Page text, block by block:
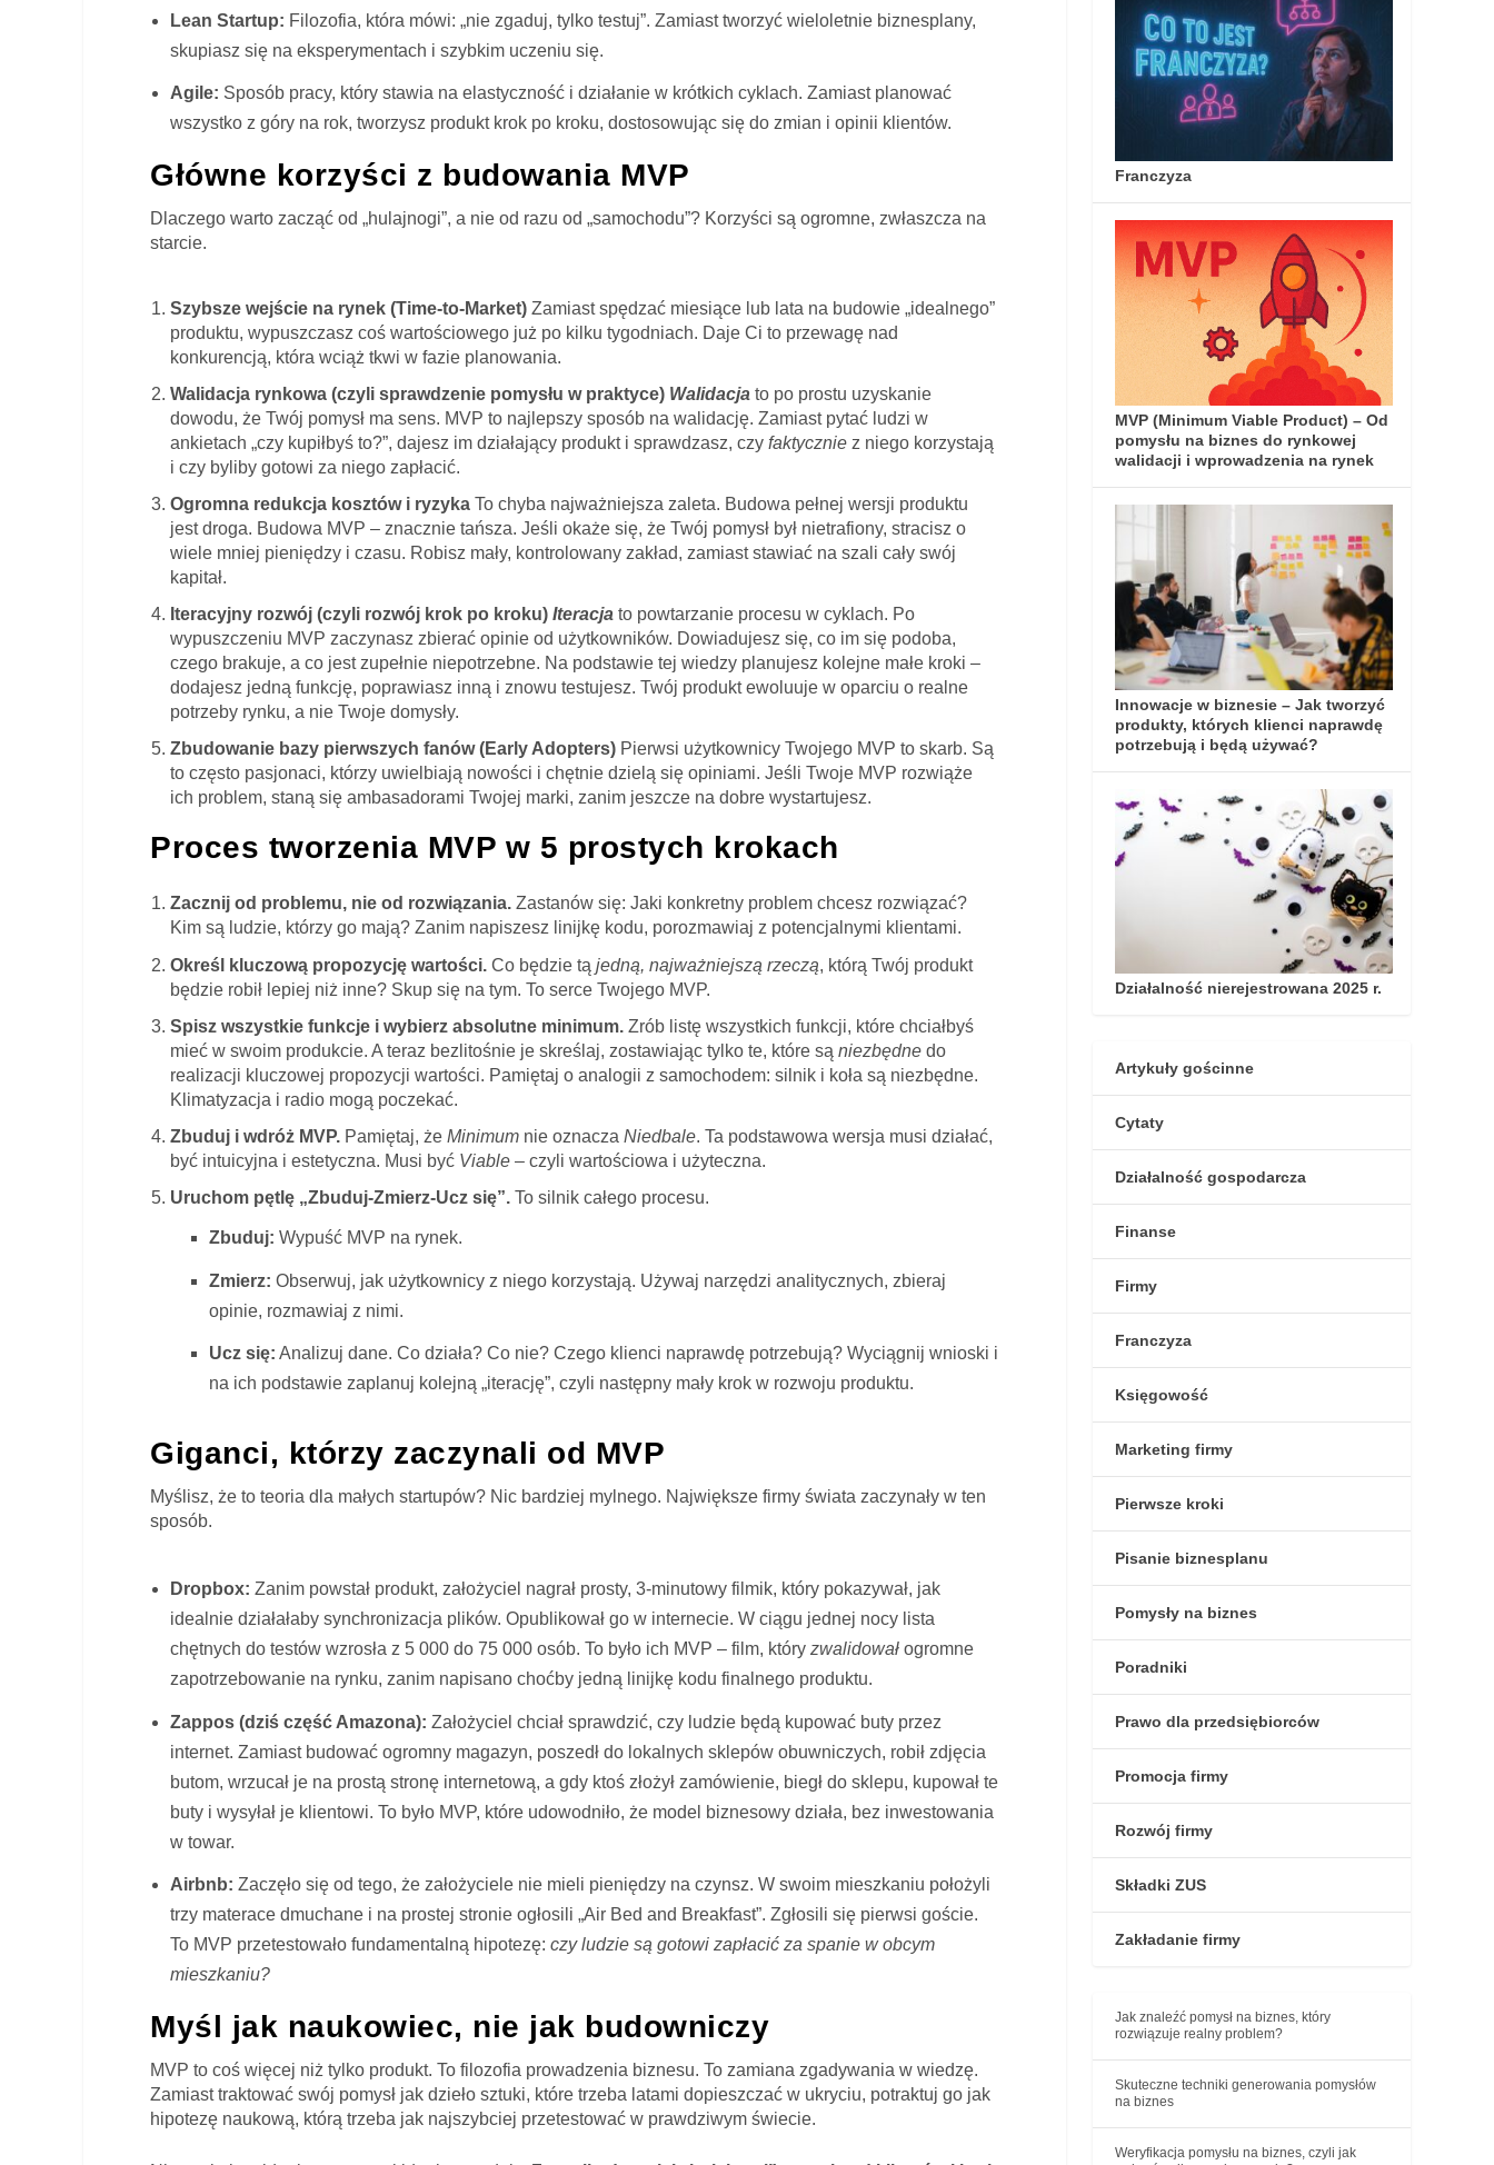
Lean Startup: Filozofia, która mówi: „nie zgaduj, tylko testuj”. Zamiast tworzyć wieloletnie biznesplany,
skupiasz się na eksperymentach i szybkim uczeniu się.
Agile: Sposób pracy, który stawia na elastyczność i działanie w krótkich cyklach. Zamiast planować
wszystko z góry na rok, tworzysz produkt krok po kroku, dostosowując się do zmian i opinii klientów.
Główne korzyści z budowania MVP
Dlaczego warto zacząć od „hulajnogi”, a nie od razu od „samochodu”? Korzyści są ogromne, zwłaszcza na
starcie.
Szybsze wejście na rynek (Time-to-Market) Zamiast spędzać miesiące lub lata na budowie „idealnego”
produktu, wypuszczasz coś wartościowego już po kilku tygodniach. Daje Ci to przewagę nad
konkurencją, która wciąż tkwi w fazie planowania.
Walidacja rynkowa (czyli sprawdzenie pomysłu w praktyce) Walidacja to po prostu uzyskanie
dowodu, że Twój pomysł ma sens. MVP to najlepszy sposób na walidację. Zamiast pytać ludzi w
ankietach „czy kupiłbyś to?”, dajesz im działający produkt i sprawdzasz, czyfaktycznie z niego korzystają
i czy byliby gotowi za niego zapłacić.
Ogromna redukcja kosztów i ryzyka To chyba najważniejsza zaleta. Budowa pełnej wersji produktu
jest droga. Budowa MVP – znacznie tańsza. Jeśli okaże się, że Twój pomysł był nietrafiony, stracisz o
wiele mniej pieniędzy i czasu. Robisz mały, kontrolowany zakład, zamiast stawiać na szali cały swój
kapitał.
Iteracyjny rozwój (czyli rozwój krok po kroku) Iteracja to powtarzanie procesu w cyklach. Po
wypuszczeniu MVP zaczynasz zbierać opinie od użytkowników. Dowiadujesz się, co im się podoba,
czego brakuje, a co jest zupełnie niepotrzebne. Na podstawie tej wiedzy planujesz kolejne małe kroki –
dodajesz jedną funkcję, poprawiasz inną i znowu testujesz. Twój produkt ewoluuje w oparciu o realne
potrzeby rynku, a nie Twoje domysły.
Zbudowanie bazy pierwszych fanów (Early Adopters) Pierwsi użytkownicy Twojego MVP to skarb. Są
to często pasjonaci, którzy uwielbiają nowości i chętnie dzielą się opiniami. Jeśli Twoje MVP rozwiąże
ich problem, staną się ambasadorami Twojej marki, zanim jeszcze na dobre wystartujesz.
Proces tworzenia MVP w 5 prostych krokach
Zacznij od problemu, nie od rozwiązania. Zastanów się: Jaki konkretny problem chcesz rozwiązać?
Kim są ludzie, którzy go mają? Zanim napiszesz linijkę kodu, porozmawiaj z potencjalnymi klientami.
Określ kluczową propozycję wartości. Co będzie tąjedną, najważniejszą rzeczą, którą Twój produkt
będzie robił lepiej niż inne? Skup się na tym. To serce Twojego MVP.
Spisz wszystkie funkcje i wybierz absolutne minimum. Zrób listę wszystkich funkcji, które chciałbyś
mieć w swoim produkcie. A teraz bezlitośnie je skreślaj, zostawiając tylko te, które sąniezbędne do
realizacji kluczowej propozycji wartości. Pamiętaj o analogii z samochodem: silnik i koła są niezbędne.
Klimatyzacja i radio mogą poczekać.
Zbuduj i wdróż MVP. Pamiętaj, żeMinimum nie oznaczaNiedbale. Ta podstawowa wersja musi działać,
być intuicyjna i estetyczna. Musi być Viable – czyli wartościowa i użyteczna.
Uruchom pętlę „Zbuduj-Zmierz-Ucz się”. To silnik całego procesu.
Zbuduj: Wypuść MVP na rynek.
Zmierz: Obserwuj, jak użytkownicy z niego korzystają. Używaj narzędzi analitycznych, zbieraj
opinie, rozmawiaj z nimi.
Ucz się: Analizuj dane. Co działa? Co nie? Czego klienci naprawdę potrzebują? Wyciągnij wnioski i
na ich podstawie zaplanuj kolejną „iterację”, czyli następny mały krok w rozwoju produktu.
Giganci, którzy zaczynali od MVP
Myślisz, że to teoria dla małych startupów? Nic bardziej mylnego. Największe firmy świata zaczynały w ten
sposób.
Dropbox: Zanim powstał produkt, założyciel nagrał prosty, 3-minutowy filmik, który pokazywał, jak
idealnie działałaby synchronizacja plików. Opublikował go w internecie. W ciągu jednej nocy lista
chętnych do testów wzrosła z 5 000 do 75 000 osób. To było ich MVP – film, któryzwalidował ogromne
zapotrzebowanie na rynku, zanim napisano choćby jedną linijkę kodu finalnego produktu.
Zappos (dziś część Amazona): Założyciel chciał sprawdzić, czy ludzie będą kupować buty przez
internet. Zamiast budować ogromny magazyn, poszedł do lokalnych sklepów obuwniczych, robił zdjęcia
butom, wrzucał je na prostą stronę internetową, a gdy ktoś złożył zamówienie, biegł do sklepu, kupował te
buty i wysyłał je klientowi. To było MVP, które udowodniło, że model biznesowy działa, bez inwestowania
w towar.
Airbnb: Zaczęło się od tego, że założyciele nie mieli pieniędzy na czynsz. W swoim mieszkaniu położyli
trzy materace dmuchane i na prostej stronie ogłosili „Air Bed and Breakfast”. Zgłosili się pierwsi goście.
To MVP przetestowało fundamentalną hipotezę:czy ludzie są gotowi zapłacić za spanie w obcym
mieszkaniu?
Myśl jak naukowiec, nie jak budowniczy
MVP to coś więcej niż tylko produkt. To filozofia prowadzenia biznesu. To zamiana zgadywania w wiedzę.
Zamiast traktować swój pomysł jak dzieło sztuki, które trzeba latami dopieszczać w ukryciu, potraktuj go jak
hipotezę naukową, którą trzeba jak najszybciej przetestować w prawdziwym świecie.
Franczyza
MVP (Minimum Viable Product) – Od
pomysłu na biznes do rynkowej
walidacji i wprowadzenia na rynek
Innowacje w biznesie – Jak tworzyć
produkty, których klienci naprawdę
potrzebują i będą używać?
Działalność nierejestrowana 2025 r.
Artykuły gościnne
Cytaty
Działalność gospodarcza
Finanse
Firmy
Franczyza
Księgowość
Marketing firmy
Pierwsze kroki
Pisanie biznesplanu
Pomysły na biznes
Poradniki
Prawo dla przedsiębiorców
Promocja firmy
Rozwój firmy
Składki ZUS
Zakładanie firmy
Jak znaleźć pomysł na biznes, który
rozwiązuje realny problem?
Skuteczne techniki generowania pomysłów
na biznes
Weryfikacja pomysłu na biznes, czyli jak